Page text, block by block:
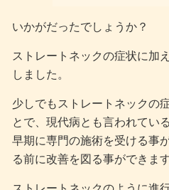
いかがだったでしょうか？
ストレートネックの症状に加
しました。
少しでもストレートネックの
とで、現代病とも言われてい
早期に専門の施術を受ける事
る前に改善を図る事ができます